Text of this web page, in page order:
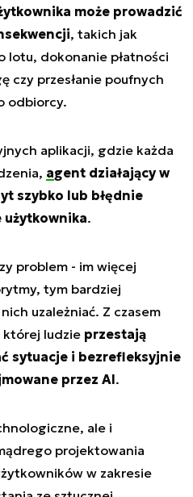
może prowadzić
, takich jak
lotu, dokonanie płatności
czy przesłanie poufnych
odbiorcy.
aplikacji, gdzie każda
agent działający w
szybko lub błędnie
.
problem - im więcej
tym bardziej
uzależniać. Z czasem
której ludzie przestają
sytuacje i bezrefleksyjnie
przez AI.
ale i
projektowania
w zakresie